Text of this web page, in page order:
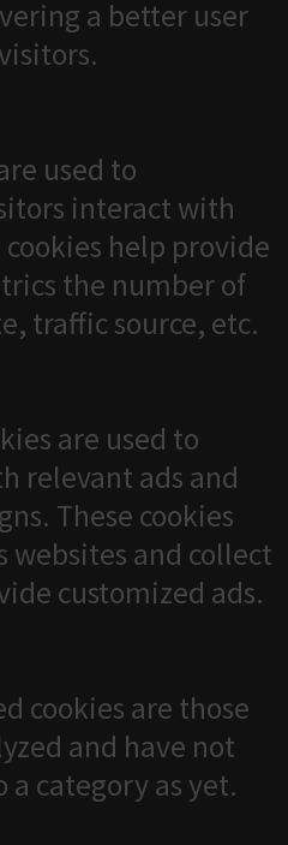
a better user
used to
interact with
help provide
the number of
traffic source, etc.
are used to
relevant ads and
These cookies
websites and collect
customized ads.
cookies are those
and have not
category as yet.